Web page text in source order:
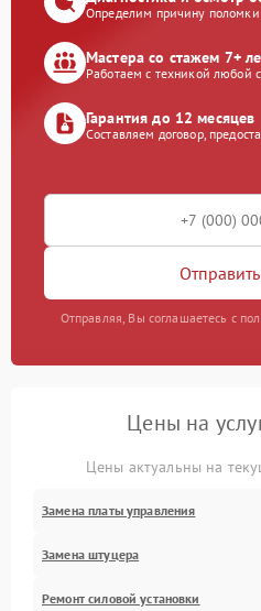
Определим причину поломки
Мастера со стажем 7+
Работаем с техникой любой
Гарантия до 12 месяцев
Составляем договор,
Отправляя, Вы соглашаетесь с
Цены на
Цены актуальны на
Замена платы управления
Замена штуцера
Ремонт силовой установки